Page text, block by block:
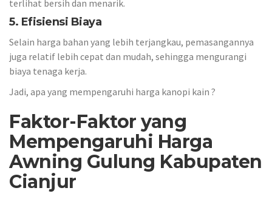
terlihat bersih dan menarik.
5. Efisiensi Biaya
Selain harga bahan yang lebih terjangkau, pemasangannya
juga relatif lebih cepat dan mudah, sehingga mengurangi
biaya tenaga kerja.
Jadi, apa yang mempengaruhi harga kanopi kain ?
Faktor-Faktor yang
Mempengaruhi Harga
Awning Gulung Kabupaten
Cianjur